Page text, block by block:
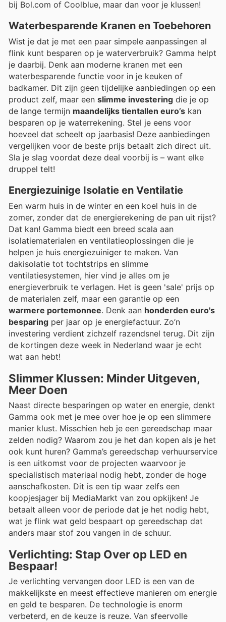
bij Bol.com of Coolblue, maar dan voor je klussen!
Waterbesparende Kranen en Toebehoren
Wist je dat je met een paar simpele aanpassingen al
flink kunt besparen op je waterverbruik? Gamma helpt
je daarbij. Denk aan moderne kranen met een
waterbesparende functie voor in je keuken of
badkamer. Dit zijn geen tijdelijke aanbiedingen op een
product zelf, maar een slimme investering die je op
de lange termijn maandelijks tientallen euro’s kan
besparen op je waterrekening. Stel je eens voor
hoeveel dat scheelt op jaarbasis! Deze aanbiedingen
vergelijken voor de beste prijs betaalt zich direct uit.
Sla je slag voordat deze deal voorbij is – want elke
druppel telt!
Energiezuinige Isolatie en Ventilatie
Een warm huis in de winter en een koel huis in de
zomer, zonder dat de energierekening de pan uit rijst?
Dat kan! Gamma biedt een breed scala aan
isolatiematerialen en ventilatieoplossingen die je
helpen je huis energiezuiniger te maken. Van
dakisolatie tot tochtstrips en slimme
ventilatiesystemen, hier vind je alles om je
energieverbruik te verlagen. Het is geen 'sale' prijs op
de materialen zelf, maar een garantie op een
warmere portemonnee. Denk aan honderden euro's
besparing per jaar op je energiefactuur. Zo’n
investering verdient zichzelf razendsnel terug. Dit zijn
de kortingen deze week in Nederland waar je echt
wat aan hebt!
Slimmer Klussen: Minder Uitgeven,
Meer Doen
Naast directe besparingen op water en energie, denkt
Gamma ook met je mee over hoe je op een slimmere
manier klust. Misschien heb je een gereedschap maar
zelden nodig? Waarom zou je het dan kopen als je het
ook kunt huren? Gamma’s gereedschap verhuurservice
is een uitkomst voor de projecten waarvoor je
specialistisch materiaal nodig hebt, zonder de hoge
aanschafkosten. Dit is een tip waar zelfs een
koopjesjager bij MediaMarkt van zou opkijken! Je
betaalt alleen voor de periode dat je het nodig hebt,
wat je flink wat geld bespaart op gereedschap dat
anders maar stof zou vangen in de schuur.
Verlichting: Stap Over op LED en
Bespaar!
Je verlichting vervangen door LED is een van de
makkelijkste en meest effectieve manieren om energie
en geld te besparen. De technologie is enorm
verbeterd, en de keuze is reuze. Van sfeervolle